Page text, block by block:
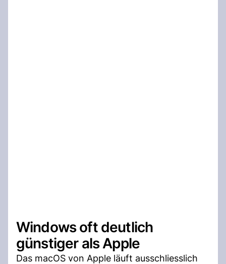
Windows oft deutlich
günstiger als Apple
Das macOS von Apple läuft ausschliesslich